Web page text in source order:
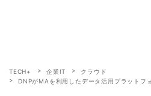
TECH+ 企業IT
クラウド
DNPがMAを利用したデータ活用プラットフ